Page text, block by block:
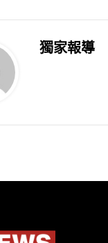
獨家報導